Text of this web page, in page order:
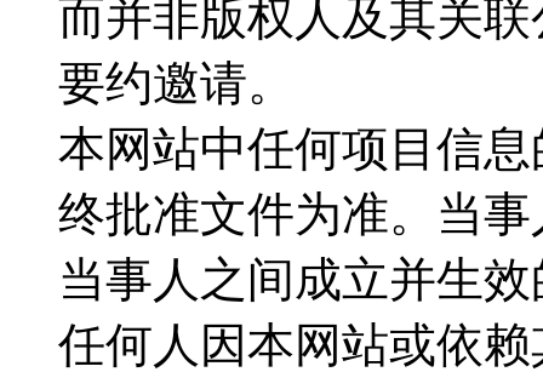
而并非版权人及其关
要约邀请。
本网站中任何项目信
终批准文件为准。当
当事人之间成立并生
任何人因本网站或依